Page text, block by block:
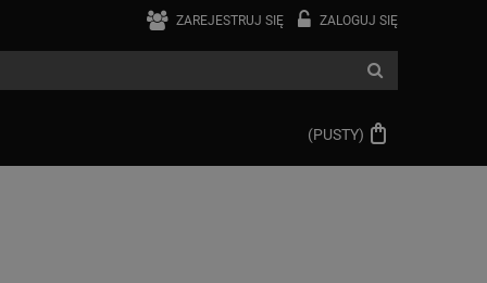
ZAREJESTRUJ SIĘ ZALOGUJ SIĘ
(PUSTY)